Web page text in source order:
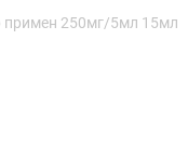
примен 250мг/5мл 15мл